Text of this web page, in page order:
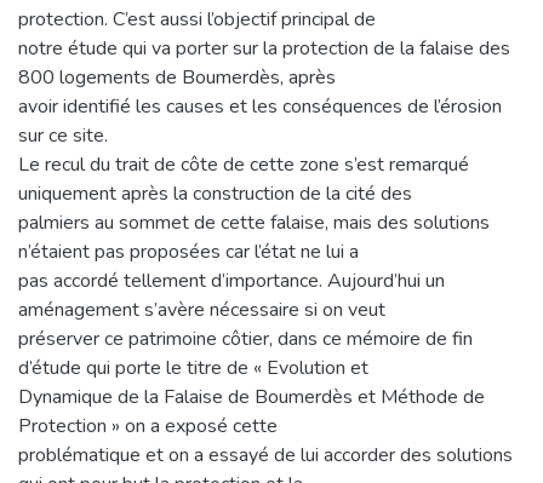
protection. C’est aussi l’objectif principal de
notre étude qui va porter sur la protection de la falaise des
800 logements de Boumerdès, après
avoir identifié les causes et les conséquences de l’érosion
sur ce site.
Le recul du trait de côte de cette zone s’est remarqué
uniquement après la construction de la cité des
palmiers au sommet de cette falaise, mais des solutions
n’étaient pas proposées car l’état ne lui a
pas accordé tellement d’importance. Aujourd’hui un
aménagement s’avère nécessaire si on veut
préserver ce patrimoine côtier, dans ce mémoire de fin
d’étude qui porte le titre de « Evolution et
Dynamique de la Falaise de Boumerdès et Méthode de
Protection » on a exposé cette
problématique et on a essayé de lui accorder des solutions